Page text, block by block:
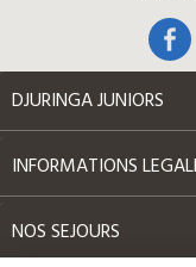
DJURINGA JUNIORS
INFORMATIONS
NOS SEJOURS